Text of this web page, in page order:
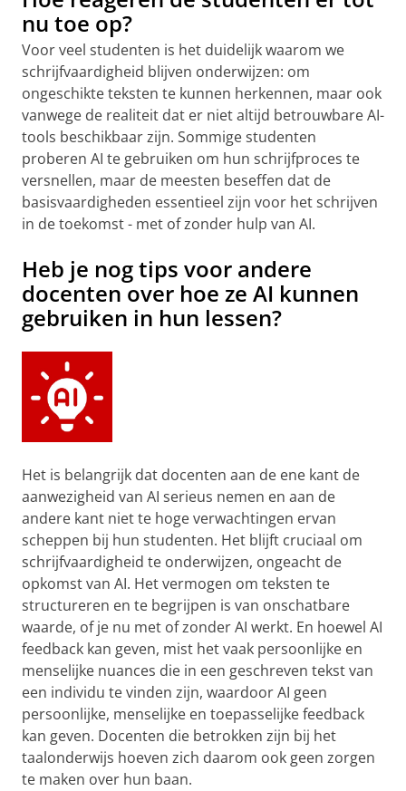
nu toe op?
Voor veel studenten is het duidelijk waarom we
schrijfvaardigheid blijven onderwijzen: om
ongeschikte teksten te kunnen herkennen, maar ook
vanwege de realiteit dat er niet altijd betrouwbare AI-
tools beschikbaar zijn. Sommige studenten
proberen AI te gebruiken om hun schrijfproces te
versnellen, maar de meesten beseffen dat de
basisvaardigheden essentieel zijn voor het schrijven
in de toekomst - met of zonder hulp van AI.
Heb je nog tips voor andere
docenten over hoe ze AI kunnen
gebruiken in hun lessen?
Het is belangrijk dat docenten aan de ene kant de
aanwezigheid van AI serieus nemen en aan de
andere kant niet te hoge verwachtingen ervan
scheppen bij hun studenten. Het blijft cruciaal om
schrijfvaardigheid te onderwijzen, ongeacht de
opkomst van AI. Het vermogen om teksten te
structureren en te begrijpen is van onschatbare
waarde, of je nu met of zonder AI werkt. En hoewel AI
feedback kan geven, mist het vaak persoonlijke en
menselijke nuances die in een geschreven tekst van
een individu te vinden zijn, waardoor AI geen
persoonlijke, menselijke en toepasselijke feedback
kan geven. Docenten die betrokken zijn bij het
taalonderwijs hoeven zich daarom ook geen zorgen
te maken over hun baan.